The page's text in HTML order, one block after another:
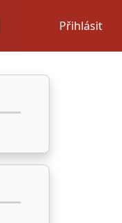
Přihlásit